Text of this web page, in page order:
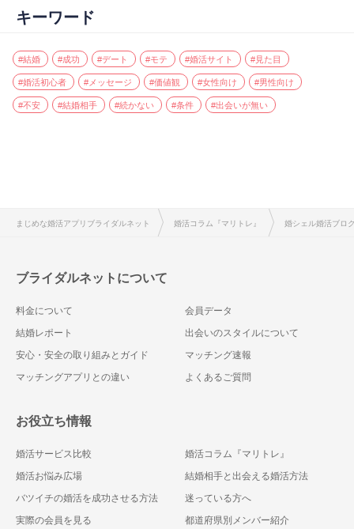
キーワード
#結婚 #成功 #デート #モテ #婚活サイト #見た目
#婚活初心者 #メッセージ #価値観 #女性向け #男性向け
#不安 #結婚相手 #続かない #条件 #出会いが無い
まじめな婚活アプリブライダルネット 婚活コラム『マリトレ』 婚シェル婚活ブロ
ブライダルネットについて
料金について
会員データ
結婚レポート
出会いのスタイルについて
安心・安全の取り組みとガイド
マッチング速報
マッチングアプリとの違い
よくあるご質問
お役立ち情報
婚活サービス比較
婚活コラム『マリトレ』
婚活お悩み広場
結婚相手と出会える婚活方法
バツイチの婚活を成功させる方法
迷っている方へ
実際の会員を見る
都道府県別メンバー紹介